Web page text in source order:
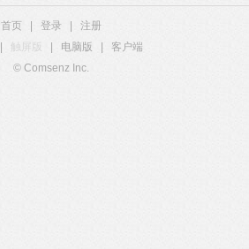
首页 登录
注册
触屏版 电脑版
客户端
© Comsenz Inc.